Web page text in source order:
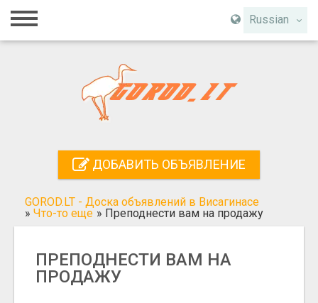
Russian
Главная
Регистрация
Поиск
ДОБАВИТЬ ОБЪЯВЛЕНИЕ
GOROD.LT - Доска объявлений в Висагинасе
» Что-то еще » Преподнести вам на продажу
ПРЕПОДНЕСТИ ВАМ НА
ПРОДАЖУ